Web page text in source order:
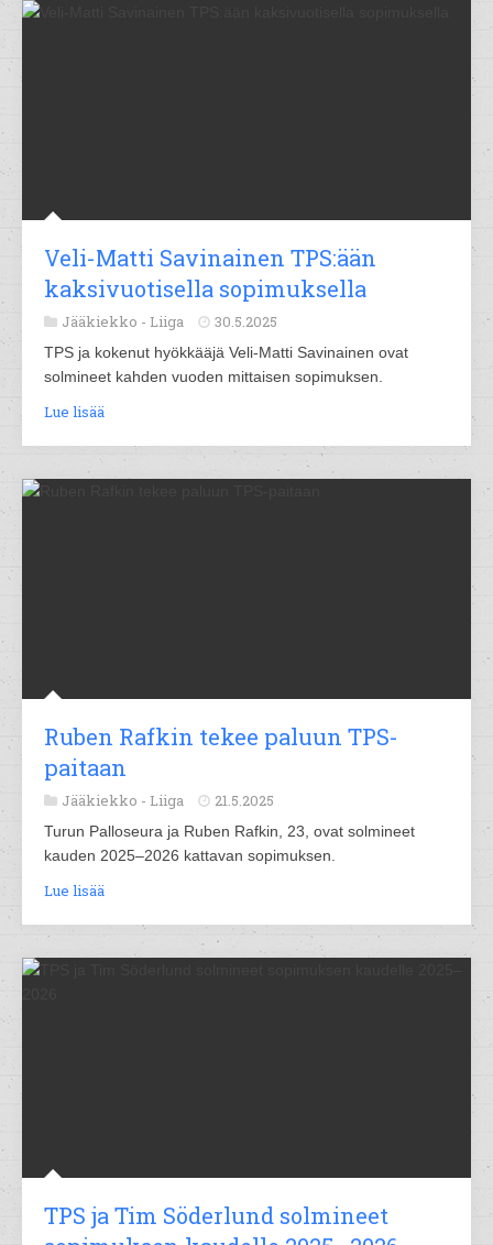
Veli-Matti Savinainen TPS:ään
kaksivuotisella sopimuksella
Jääkiekko - Liiga 30.5.2025
TPS ja kokenut hyökkääjä Veli-Matti Savinainen ovat
solmineet kahden vuoden mittaisen sopimuksen.
Lue lisää
Ruben Rafkin tekee paluun TPS-
paitaan
Jääkiekko - Liiga 21.5.2025
Turun Palloseura ja Ruben Rafkin, 23, ovat solmineet
kauden 2025–2026 kattavan sopimuksen.
Lue lisää
TPS ja Tim Söderlund solmineet